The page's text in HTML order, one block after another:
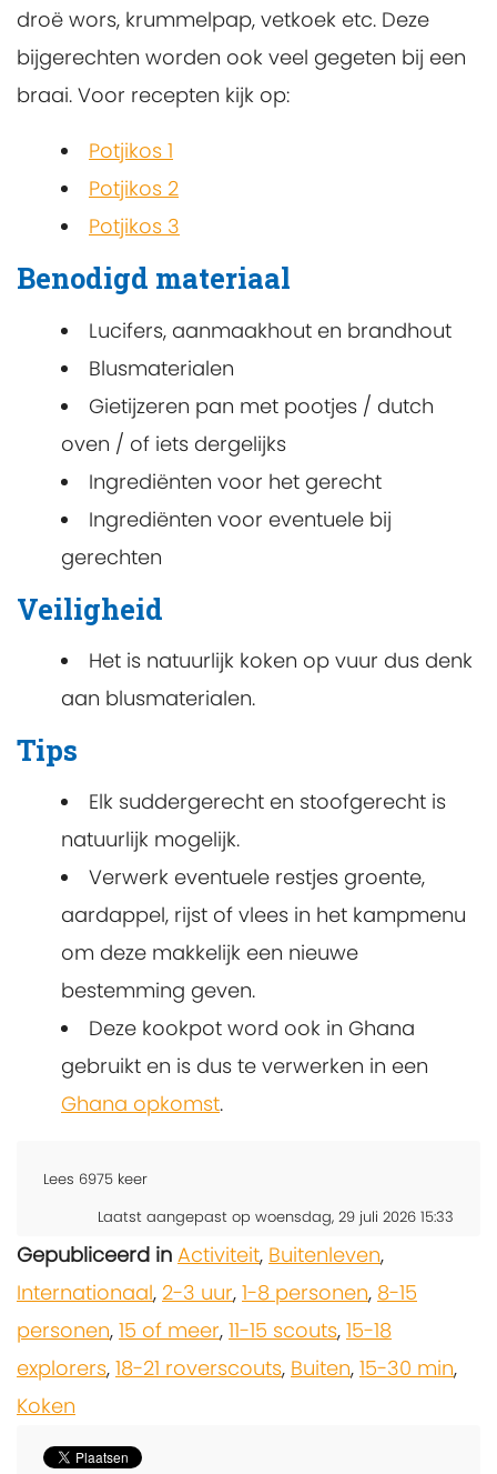
droë wors, krummelpap, vetkoek etc. Deze
bijgerechten worden ook veel gegeten bij een
braai. Voor recepten kijk op:
Potjikos 1
Potjikos 2
Potjikos 3
Benodigd materiaal
Lucifers, aanmaakhout en brandhout
Blusmaterialen
Gietijzeren pan met pootjes / dutch
oven / of iets dergelijks
Ingrediënten voor het gerecht
Ingrediënten voor eventuele bij
gerechten
Veiligheid
Het is natuurlijk koken op vuur dus denk
aan blusmaterialen.
Tips
Elk suddergerecht en stoofgerecht is
natuurlijk mogelijk.
Verwerk eventuele restjes groente,
aardappel, rijst of vlees in het kampmenu
om deze makkelijk een nieuwe
bestemming geven.
Deze kookpot word ook in Ghana
gebruikt en is dus te verwerken in een
Ghana opkomst.
Lees 6975 keer
Laatst aangepast op woensdag, 29 juli 2026 15:33
Gepubliceerd in Activiteit, Buitenleven,
Internationaal, 2-3 uur, 1-8 personen, 8-15
personen, 15 of meer, 11-15 scouts, 15-18
explorers, 18-21 roverscouts, Buiten, 15-30 min,
Koken